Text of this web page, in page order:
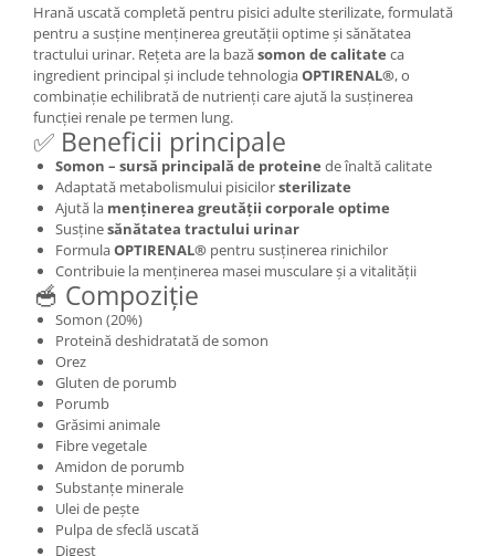
Hrană uscată completă pentru pisici adulte sterilizate, formulată
pentru a susține menținerea greutății optime și sănătatea
tractului urinar. Rețeta are la bazăsomon de calitate ca
ingredient principal și include tehnologiaOPTIRENAL®, o
combinație echilibrată de nutrienți care ajută la susținerea
funcției renale pe termen lung.
✅ Beneficii principale
Somon – sursă principală de proteine de înaltă calitate
Adaptată metabolismului pisicilorsterilizate
Ajută la menținerea greutății corporale optime
Susținesănătatea tractului urinar
FormulaOPTIRENAL® pentru susținerea rinichilor
Contribuie la menținerea masei musculare și a vitalității
🥣 Compoziție
Somon (20%)
Proteină deshidratată de somon
Orez
Gluten de porumb
Porumb
Grăsimi animale
Fibre vegetale
Amidon de porumb
Substanțe minerale
Ulei de pește
Pulpa de sfeclă uscată
Digest